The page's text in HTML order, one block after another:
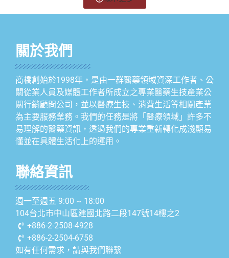
關於我們
商橋創始於1998年，是由一群醫藥領域資深工作者、公
關從業人員及媒體工作者所成立之專業醫藥生技產業公
關行銷顧問公司，並以醫療生技、消費生活等相關產業
為主要服務業務。我們的任務是將「醫療領域」許多不
易理解的醫藥資訊，透過我們的專業重新轉化成淺顯易
懂並在具體生活化上的運用。
聯絡資訊
週一至週五 9:00 ~ 18:00
104台北市中山區建國北路二段147號14樓之2
+886-2-2508-4928
+886-2-2504-6758
如有任何需求，請與我們聯繫